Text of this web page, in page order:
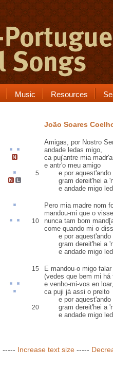
Music Resources
João Soares
Amigas, por Nostro
andade ledas migo,
ca puj'antre mia
e antr'o meu amigo
5 e por aquest'ando
gram dereit'hei a
e andade migo
Pero mia madre nom
mandou-mi que o
10 nunca tam bom
come quando mi o
e por aquest'ando
gram dereit'hei a
e andade migo
15
E mandou-o migo falar
(vedes que bem mi há
e venho-mi-vos en loar,
ca puji já assi o preito
e por aquest'ando
20
gram dereit'hei a
e andade migo
----- Increase text size -----